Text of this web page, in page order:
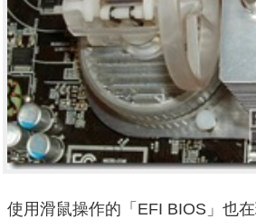
使用滑鼠操作的「EFI BIOS」也